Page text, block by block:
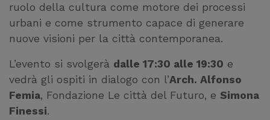
ruolo della cultura come motore dei processi
urbani e come strumento capace di generare
nuove visioni per la città contemporanea.
L’evento si svolgerà dalle 17:30 alle 19:30 e
vedrà gli ospiti in dialogo con l’Arch. Alfonso
Femia, Fondazione Le città del Futuro, e Simona
Finessi.